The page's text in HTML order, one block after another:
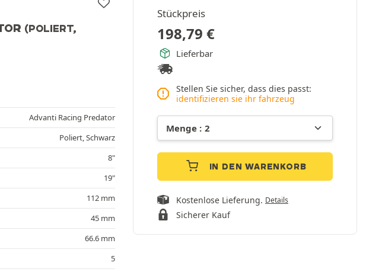
(POLIERT,
Stückpreis
198,79 €
Lieferbar
Stellen Sie sicher, dass dies passt:
identifizieren sie ihr fahrzeug
IN DEN WARENKORB
Kostenlose Lieferung. Details
Sicherer Kauf
Advanti Racing Predator
Poliert, Schwarz
8"
19"
112 mm
45 mm
66.6 mm
5